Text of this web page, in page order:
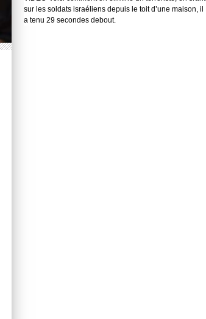
sur les soldats israéliens depuis le toit d’une maison, il
a tenu 29 secondes debout.